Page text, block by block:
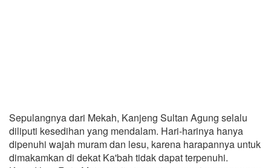
Sepulangnya dari Mekah, Kanjeng Sultan Agung selalu
diliputi kesedihan yang mendalam. Hari-harinya hanya
dipenuhi wajah muram dan lesu, karena harapannya untuk
dimakamkan di dekat Ka'bah tidak dapat terpenuhi.